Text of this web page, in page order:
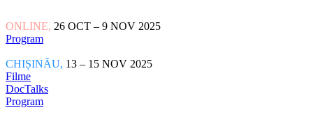
ONLINE, 26 OCT – 9 NOV 2025
Program
CHIȘINĂU, 13 – 15 NOV 2025
Filme
DocTalks
Program